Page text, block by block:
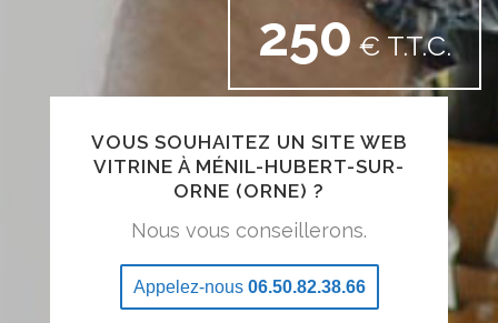
250 € T.T.C.
VOUS SOUHAITEZ UN SITE WEB
VITRINE À MÉNIL-HUBERT-SUR-
ORNE (ORNE) ?
Nous vous conseillerons.
Appelez-nous 06.50.82.38.66